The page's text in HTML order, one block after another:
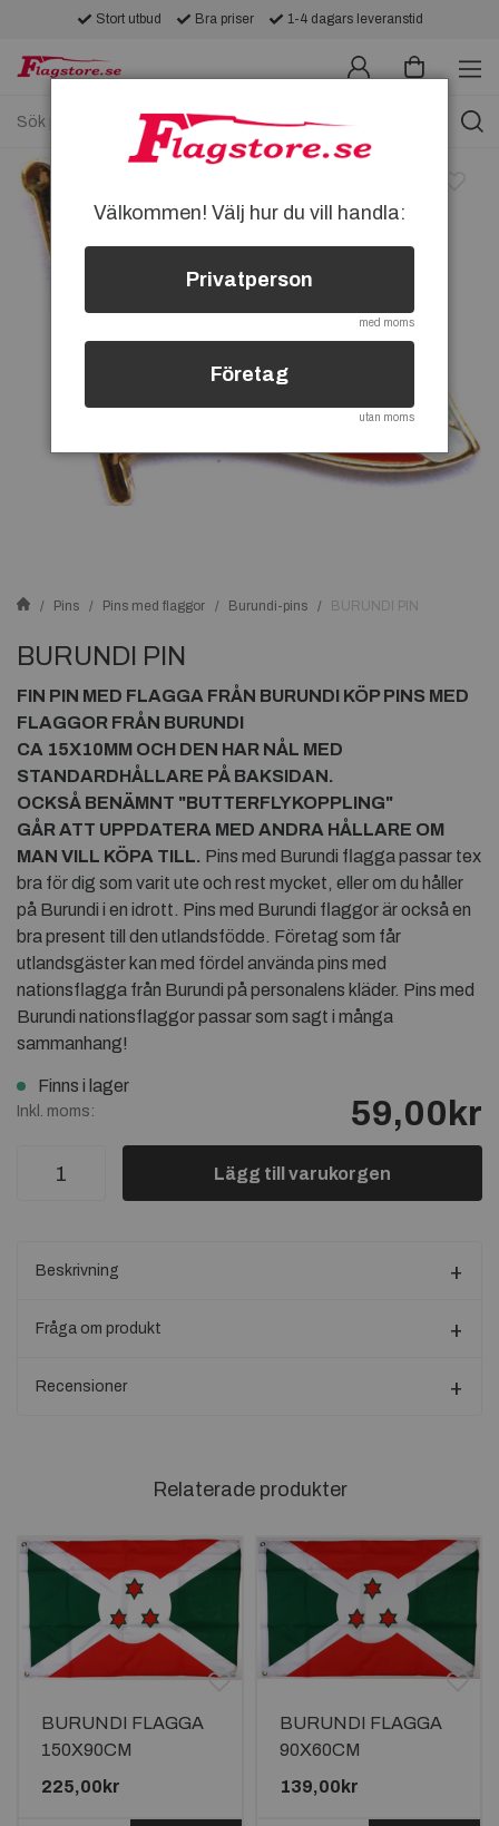
Stort utbud Bra priser 1-4 dagars leveranstid
Pins Pins med flaggor Burundi-pins BURUNDI PIN
BURUNDI PIN
FIN PIN MED FLAGGA FRÅN BURUNDI KÖP PINS MED
FLAGGOR FRÅN BURUNDI
CA 15X10MM OCH DEN HAR NÅL MED
STANDARDHÅLLARE PÅ BAKSIDAN.
OCKSÅ BENÄMNT "BUTTERFLYKOPPLING"
GÅR ATT UPPDATERA MED ANDRA HÅLLARE OM
MAN VILL KÖPA TILL. Pins med Burundi flagga passar tex
bra för dig som varit ute och rest mycket, eller om du håller
på Burundi i en idrott. Pins med Burundi flaggor är också en
bra present till den utlandsfödde. Företag som får
utlandsgäster kan med fördel använda pins med
nationsflagga från Burundi på personalens kläder. Pins med
Burundi nationsflaggor passar som sagt i många
sammanhang!
Finns i lager
Inkl. moms: 59,00kr
Lägg till varukorgen
Beskrivning
Fråga om produkt
Recensioner
Relaterade produkter
BURUNDI FLAGGA
150X90CM
225,00kr
BURUNDI FLAGGA
90X60CM
139,00kr
Välkommen! Välj hur du vill handla:
Privatperson
med moms
Företag
utan moms